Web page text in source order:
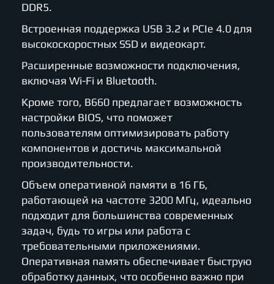
DDR5.
Встроенная поддержка USB 3.2 и PCIe 4.0 для
высокоскоростных SSD и видеокарт.
Расширенные возможности подключения,
включая Wi-Fi и Bluetooth.
Кроме того, B660 предлагает возможность
настройки BIOS, что поможет
пользователям оптимизировать работу
компонентов и достичь максимальной
производительности.
Объем оперативной памяти в 16 ГБ,
работающей на частоте 3200 МГц, идеально
подходит для большинства современных
задач, будь то игры или работа с
требовательными приложениями.
Оперативная память обеспечивает быструю
обработку данных, что особенно важно при